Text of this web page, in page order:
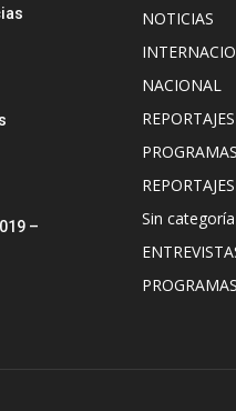
–
NOTICIAS
NACIONAL
REPORTAJES
Sin categoría